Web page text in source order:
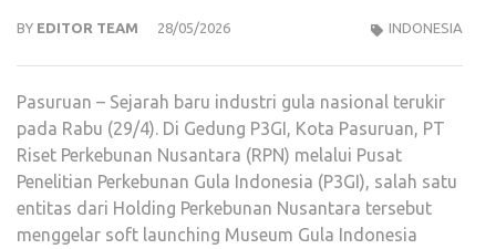
BY EDITOR TEAM 28/05/2026 INDONESIA
Pasuruan – Sejarah baru industri gula nasional terukir
pada Rabu (29/4). Di Gedung P3GI, Kota Pasuruan, PT
Riset Perkebunan Nusantara (RPN) melalui Pusat
Penelitian Perkebunan Gula Indonesia (P3GI), salah satu
entitas dari Holding Perkebunan Nusantara tersebut
menggelar soft launching Museum Gula Indonesia